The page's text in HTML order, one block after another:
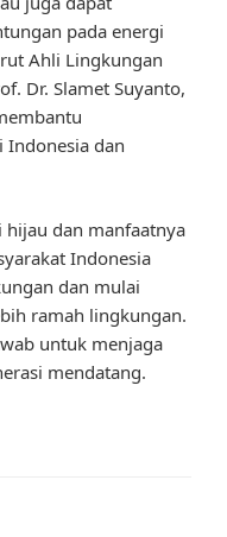
pada energi
Ahli Lingkungan
Dr. Slamet Suyanto,
Indonesia dan
hijau dan manfaatnya
Indonesia
dan mulai
ramah lingkungan.
untuk menjaga
mendatang.